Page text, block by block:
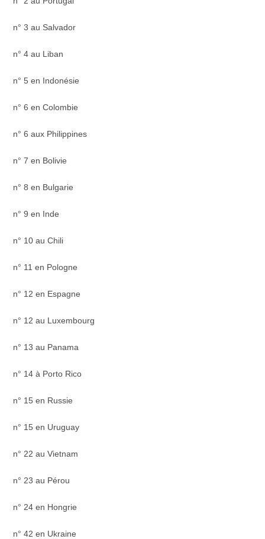
n° 3 au Salvador
n° 4 au Liban
n° 5 en Indonésie
n° 6 en Colombie
n° 6 aux Philippines
n° 7 en Bolivie
n° 8 en Bulgarie
n° 9 en Inde
n° 10 au Chili
n° 11 en Pologne
n° 12 en Espagne
n° 12 au Luxembourg
n° 13 au Panama
n° 14 à Porto Rico
n° 15 en Russie
n° 15 en Uruguay
n° 22 au Vietnam
n° 23 au Pérou
n° 24 en Hongrie
n° 42 en Ukraine